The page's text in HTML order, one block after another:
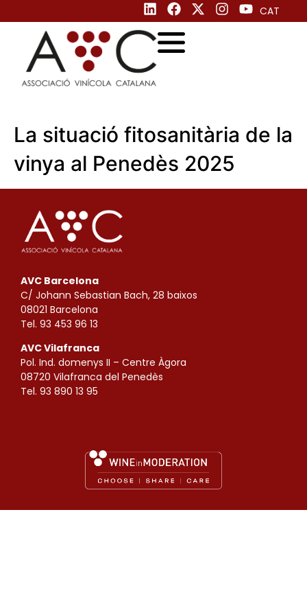
CAT
La situació fitosanitària de la
vinya al Penedès 2025
AVC Barcelona
C/ Johann Sebastian Bach, 28 baixos
08021 Barcelona
Tel. 93 453 96 13
AVC Vilafranca
Pol. Ind. domenys II – Centre Àgora
08720 Vilafranca del Penedès
Tel. 93 890 13 95